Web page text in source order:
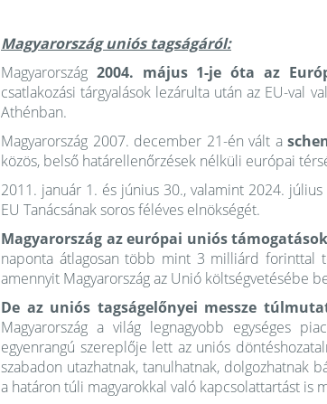
Magyarország uniós tagságáról:
Magyarország 2004. május 1-je óta az
csatlakozási tárgyalások lezárulta után az EU-val
Athénban.
Magyarország 2007. december 21-én vált a
közös, belső határellenőrzések nélküli európai
2011. január 1. és június 30., valamint 2024.
EU Tanácsának soros féléves elnökségét.
Magyarország az európai uniós
naponta átlagosan több mint 3 milliárd forinttal
amennyit Magyarország az Unió költségvetésébe
De az uniós tagságelőnyei messze
Magyarország a világ legnagyobb egységes
egyenrangú szereplője lett az uniós
szabadon utazhatnak, tanulhatnak, dolgozhatnak
a határon túli magyarokkal való kapcsolattartást is